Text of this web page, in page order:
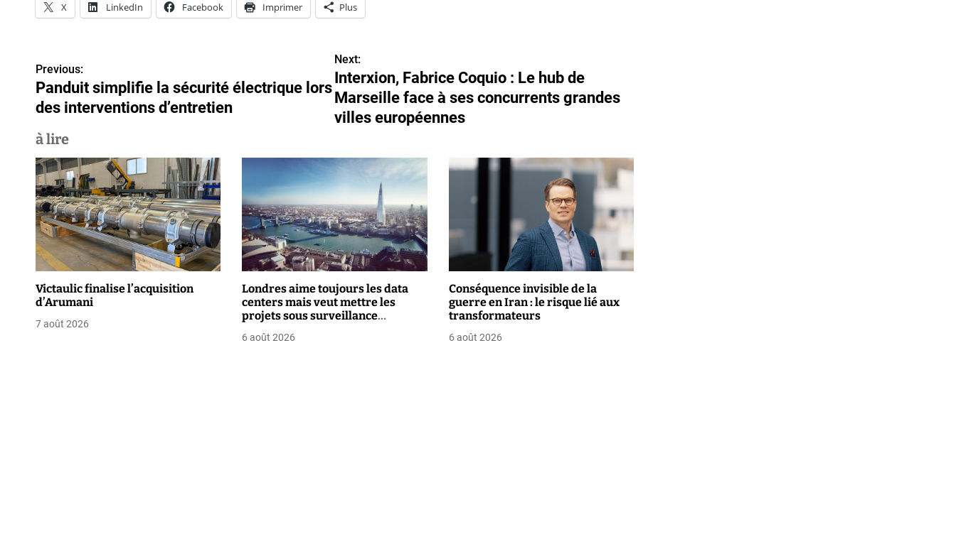
X LinkedIn Facebook Imprimer Plus
N
a
v
i
g
a
t
i
o
n
d
Previous:
Panduit simplifie la sécurité électrique lors
des interventions d’entretien
Next:
Interxion, Fabrice Coquio : Le hub de
Marseille face à ses concurrents grandes
villes européennes
à lire
Victaulic finalise l’acquisition
d’Arumani
7 août 2026
Londres aime toujours les data
centers mais veut mettre les
projets sous surveillance
6 août 2026
Conséquence invisible de la
guerre en Iran : le risque lié aux
transformateurs
6 août 2026